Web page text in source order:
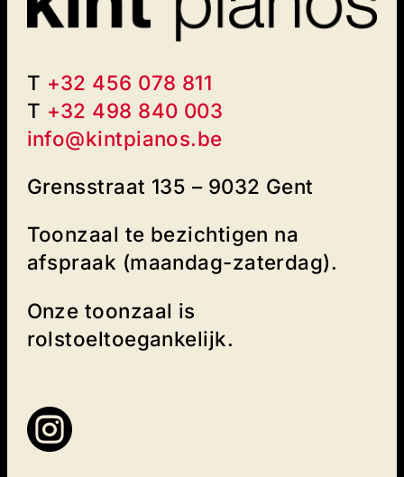
T +32 456 078 811
T +32 498 840 003‬
info@kintpianos.be
Grensstraat 135 – 9032 Gent
Toonzaal te bezichtigen na
afspraak (maandag-zaterdag).
Onze toonzaal is
rolstoeltoegankelijk.
